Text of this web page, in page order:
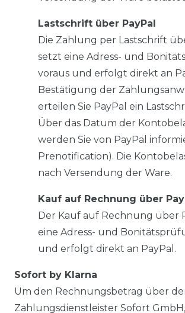
Lastschrift über PayPal
Die Zahlung per Lastschrift
setzt eine Adress- und
voraus und erfolgt direkt an
Bestätigung der
erteilen Sie PayPal ein
Über das Datum der
werden Sie von PayPal
Prenotification). Die
nach Versendung der Ware.
Kauf auf Rechnung über
Der Kauf auf Rechnung über
eine Adress- und
und erfolgt direkt an PayPal.
Sofort by Klarna
Um den Rechnungsbetrag über
Zahlungsdienstleister Sofort GmbH,